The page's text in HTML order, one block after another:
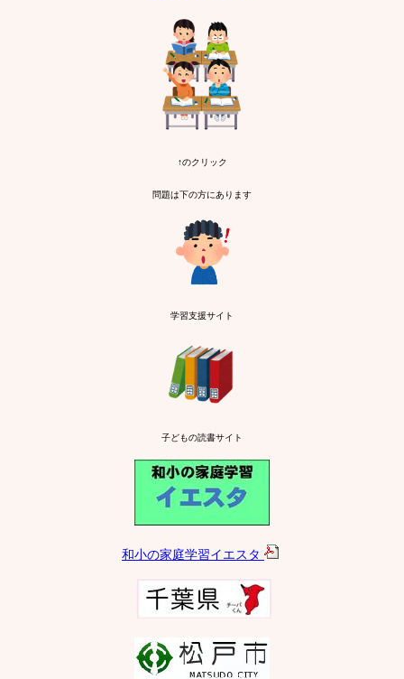
↑のクリック
問題は下の方にあります
学習支援サイト
子どもの読書サイト
和小の家庭学習イエスタ